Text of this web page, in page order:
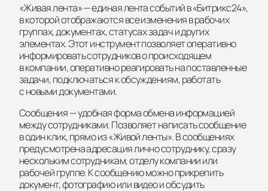
«Живая лента» — единая лента событий в «Битрикс24»,
в которой отображаются все изменения в рабочих
группах, документах, статусах задач и других
элементах. Этот инструмент позволяет оперативно
информировать сотрудников о происходящем
в компании, оперативно реагировать на поставленные
задачи, подключаться к обсуждениям, работать
с новыми документами.
Сообщения — удобная форма обмена информацией
между сотрудниками. Позволяет написать сообщение
в один клик, прямо из «Живой ленты». В сообщениях
предусмотрена адресация лично сотруднику, сразу
нескольким сотрудникам, отделу компании или
рабочей группе. К сообщению можно прикрепить
документ, фотографию или видео и обсудить